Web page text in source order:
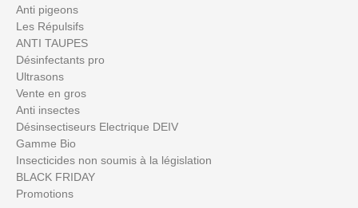
Anti pigeons
Les Répulsifs
ANTI TAUPES
Désinfectants pro
Ultrasons
Vente en gros
Anti insectes
Désinsectiseurs Electrique DEIV
Gamme Bio
Insecticides non soumis à la législation
BLACK FRIDAY
Promotions